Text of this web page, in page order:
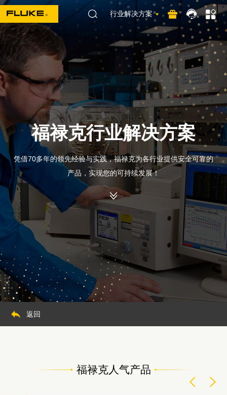
行业解决方案
福禄克行业解决方案
凭借70多年的领先经验与实践，福禄克为各行业提供安全可靠的
产品，实现您的可持续发展！
返回
福禄克人气产品